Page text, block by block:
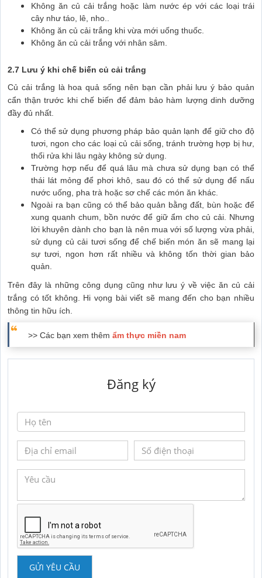
Không ăn củ cải trắng hoặc làm nước ép với các loại trái
cây như táo, lê, nho..
Không ăn củ cải trắng khi vừa mới uống thuốc.
Không ăn củ cải trắng với nhân sâm.
2.7 Lưu ý khi chế biến củ cải trắng
Củ cải trắng là hoa quả sống nên bạn cần phải lưu ý bảo quản
cẩn thận trước khi chế biến để đảm bảo hàm lượng dinh dưỡng
đầy đủ nhất.
Có thể sử dụng phương pháp bảo quản lạnh để giữ cho độ
tươi, ngon cho các loại củ cải sống, tránh trường hợp bị hư,
thối rửa khi lâu ngày không sử dụng.
Trường hợp nếu để quá lâu mà chưa sử dụng bạn có thể
thái lát mỏng để phơi khô, sau đó có thể sử dụng để nấu
nước uống, pha trà hoặc sơ chế các món ăn khác.
Ngoài ra bạn cũng có thể bảo quản bằng đất, bùn hoặc để
xung quanh chum, bồn nước để giữ ẩm cho củ cải. Nhưng
lời khuyên dành cho bạn là nên mua với số lượng vừa phải,
sử dụng củ cải tươi sống để chế biến món ăn sẽ mang lại
sự tươi, ngon hơn rất nhiều và không tốn thời gian bảo
quản.
Trên đây là những công dụng cũng như lưu ý về việc ăn củ cải
trắng có tốt không. Hi vọng bài viết sẽ mang đến cho bạn nhiều
thông tin hữu ích.
>> Các bạn xem thêm ẩm thực miền nam
Đăng ký
GỬI YÊU CẦU